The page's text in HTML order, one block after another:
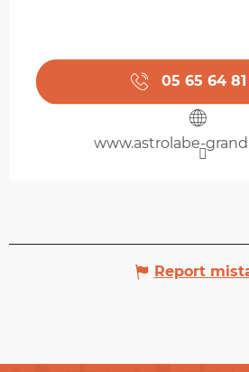
05 65 64 81
www.astrolabe-
Report